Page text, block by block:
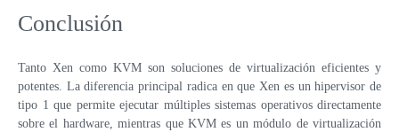
Conclusión
Tanto Xen como KVM son soluciones de virtualización eficientes y
potentes. La diferencia principal radica en que Xen es un hipervisor de
tipo 1 que permite ejecutar múltiples sistemas operativos directamente
sobre el hardware, mientras que KVM es un módulo de virtualización